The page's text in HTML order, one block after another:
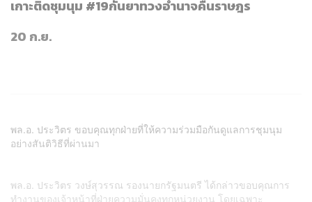
เกาะติดชุมนุม #19กันยาทวงอำนาจคืนราษฎร
20 ก.ย.
พล.อ. ประวิตร ขอบคุณทุกฝ่ายที่ให้ความร่วมมือกันดูแลการชุมนุม
อย่างสันติวิธีที่ผ่านมา
พล.อ. ประวิตร วงษ์สุวรรณ รองนายกรัฐมนตรี ได้กล่าวขอบคุณการ
ทำงานของเจ้าหน้าที่ฝ่ายความมั่นคงทุกหน่วยงาน โดยเฉพาะ